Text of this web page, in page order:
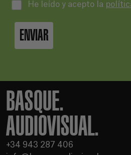
He leído y acepto la
ENVIAR
BASQUE.
AUDIOVISUAL.
+34 943 287 406